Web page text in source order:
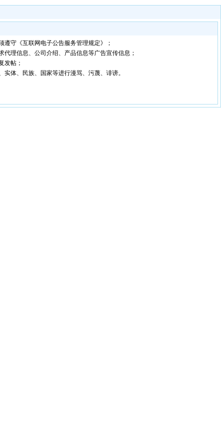
遵守《互联网电子公告服务管理规定》；
代理信息、公司介绍、产品信息等广告宣传信息；
发帖；
实体、民族、国家等进行漫骂、污蔑、诽谤。